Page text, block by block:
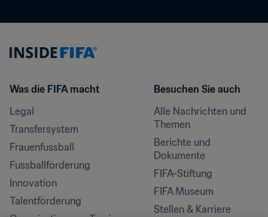
Was die FIFA macht
Legal
Transfersystem
Frauenfussball
Fussballförderung
Innovation
Talentförderung
Besuchen Sie auch
Alle Nachrichten und
Themen
Berichte und
Dokumente
FIFA-Stiftung
FIFA Museum
Stellen & Karriere